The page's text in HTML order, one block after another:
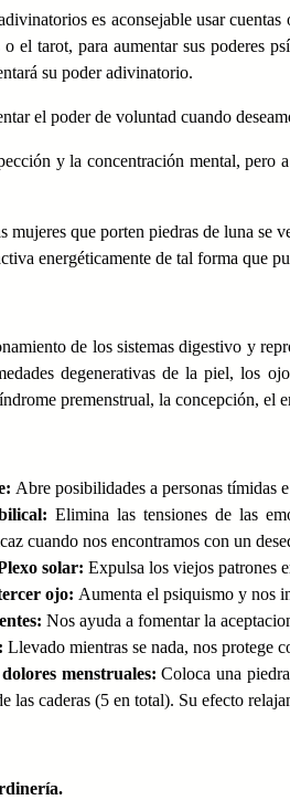
es aconsejable usar
el tarot, para aumentar sus poderes
su poder adivinatorio.
el poder de voluntad cuando
y la concentración mental, pero
mujeres que porten piedras de luna se
energéticamente de tal forma que
de los sistemas digestivo y
degenerativas de la piel, los
premenstrual, la concepción, el
Abre posibilidades a personas tímidas
Elimina las tensiones de las
cuando nos encontramos con un
solar: Expulsa los viejos patrones
ojo: Aumenta el psiquismo y nos
Nos ayuda a fomentar la
Llevado mientras se nada, nos protege
menstruales: Coloca una
las caderas (5 en total). Su efecto